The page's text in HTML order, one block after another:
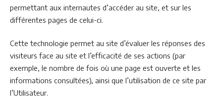
permettant aux internautes d’accéder au site, et sur les
différentes pages de celui-ci.
Cette technologie permet au site d’évaluer les réponses des
visiteurs face au site et l’efficacité de ses actions (par
exemple, le nombre de fois où une page est ouverte et les
informations consultées), ainsi que l’utilisation de ce site par
l’Utilisateur.